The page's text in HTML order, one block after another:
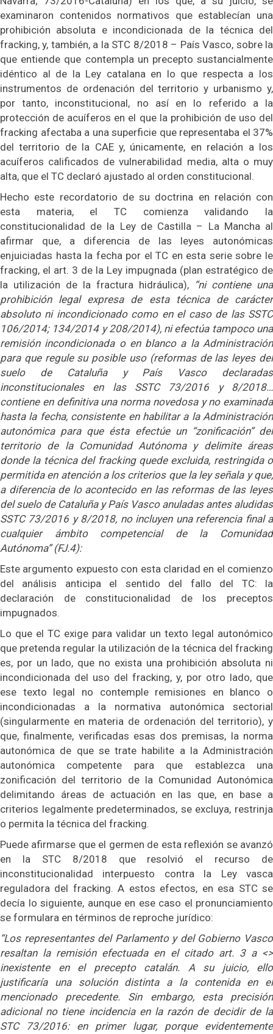
examinaron contenidos normativos que establecían una
prohibición absoluta e incondicionada de la técnica del
fracking, y, también, a la STC 8/2018 – País Vasco, sobre la
que entiende que contempla un precepto sustancialmente
idéntico al de la Ley catalana en lo que respecta a los
instrumentos de ordenación del territorio y urbanismo y,
por tanto, inconstitucional, no así en lo referido a la
protección de acuíferos en el que la prohibición de uso del
fracking afectaba a una superficie que representaba el 37%
del territorio de la CAE y, únicamente, en relación a los
acuíferos calificados de vulnerabilidad media, alta o muy
alta, que el TC declaró ajustado al orden constitucional.
Hecho este recordatorio de su doctrina en relación con
esta materia, el TC comienza validando la
constitucionalidad de la Ley de Castilla – La Mancha al
afirmar que, a diferencia de las leyes autonómicas
enjuiciadas hasta la fecha por el TC en esta serie sobre le
fracking, el art. 3 de la Ley impugnada (plan estratégico de
la utilización de la fractura hidráulica), “ni contiene una
prohibición legal expresa de esta técnica de carácter
absoluto ni incondicionado como en el caso de las SSTC
106/2014; 134/2014 y 208/2014), ni efectúa tampoco una
remisión incondicionada o en blanco a la Administración
para que regule su posible uso (reformas de las leyes del
suelo de Cataluña y País Vasco declaradas
inconstitucionales en las SSTC 73/2016 y 8/2018…
contiene en definitiva una norma novedosa y no examinada
hasta la fecha, consistente en habilitar a la Administración
autonómica para que ésta efectúe un “zonificación” del
territorio de la Comunidad Autónoma y delimite áreas
donde la técnica del fracking quede excluida, restringida o
permitida en atención a los criterios que la ley señala y que,
a diferencia de lo acontecido en las reformas de las leyes
del suelo de Cataluña y País Vasco anuladas antes aludidas
SSTC 73/2016 y 8/2018, no incluyen una referencia final a
cualquier ámbito competencial de la Comunidad
Autónoma” (FJ.4):
Este argumento expuesto con esta claridad en el comienzo
del análisis anticipa el sentido del fallo del TC: la
declaración de constitucionalidad de los preceptos
impugnados.
Lo que el TC exige para validar un texto legal autonómico
que pretenda regular la utilización de la técnica del fracking
es, por un lado, que no exista una prohibición absoluta ni
incondicionada del uso del fracking, y, por otro lado, que
ese texto legal no contemple remisiones en blanco o
incondicionadas a la normativa autonómica sectorial
(singularmente en materia de ordenación del territorio), y
que, finalmente, verificadas esas dos premisas, la norma
autonómica de que se trate habilite a la Administración
autonómica competente para que establezca una
zonificación del territorio de la Comunidad Autonómica
delimitando áreas de actuación en las que, en base a
criterios legalmente predeterminados, se excluya, restrinja
o permita la técnica del fracking.
Puede afirmarse que el germen de esta reflexión se avanzó
en la STC 8/2018 que resolvió el recurso de
inconstitucionalidad interpuesto contra la Ley vasca
reguladora del fracking. A estos efectos, en esa STC se
decía lo siguiente, aunque en ese caso el pronunciamiento
se formulara en términos de reproche jurídico:
“Los representantes del Parlamento y del Gobierno Vasco
resaltan la remisión efectuada en el citado art. 3 a <>
inexistente en el precepto catalán. A su juicio, ello
justificaría una solución distinta a la contenida en el
mencionado precedente. Sin embargo, esta precisión
adicional no tiene incidencia en la razón de decidir de la
STC 73/2016: en primer lugar, porque evidentemente